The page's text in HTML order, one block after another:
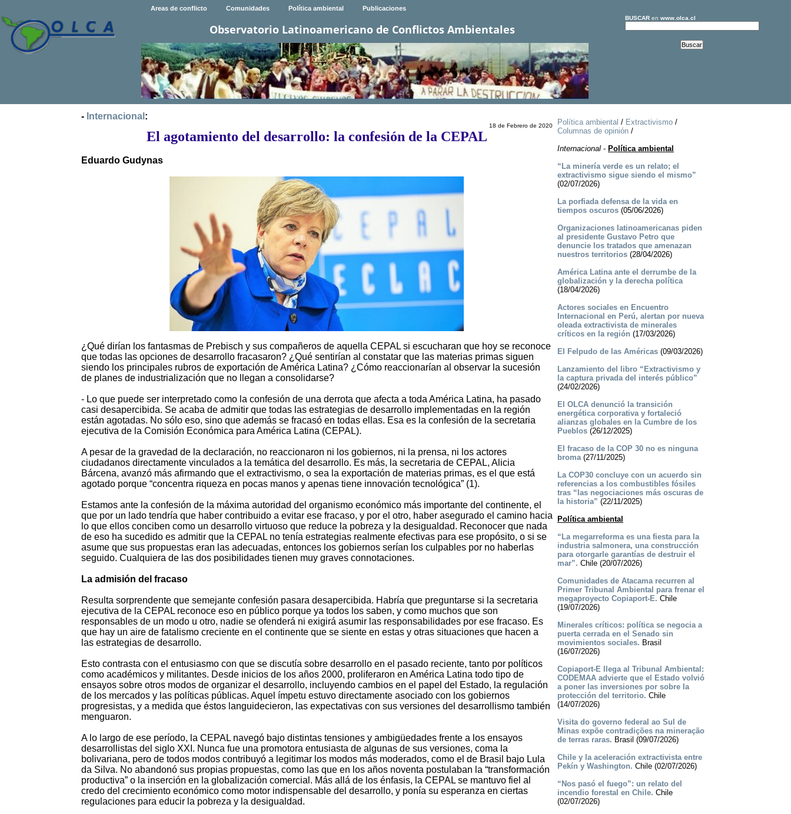
Areas de conflicto Comunidades Política ambiental Publicaciones
Observatorio Latinoamericano de Conflictos Ambientales
BUSCARen www.olca.cl
- Internacional :
18 de Febrero de 2020
El agotamiento del desarrollo: la confesión de la CEPAL
Eduardo Gudynas
¿Qué dirían los fantasmas de Prebisch y sus compañeros de aquella CEPAL si escucharan que hoy se reconoce
que todas las opciones de desarrollo fracasaron? ¿Qué sentirían al constatar que las materias primas siguen
siendo los principales rubros de exportación de América Latina? ¿Cómo reaccionarían al observar la sucesión
de planes de industrialización que no llegan a consolidarse?
- Lo que puede ser interpretado como la confesión de una derrota que afecta a toda América Latina, ha pasado
casi desapercibida. Se acaba de admitir que todas las estrategias de desarrollo implementadas en la región
están agotadas. No sólo eso, sino que además se fracasó en todas ellas. Esa es la confesión de la secretaria
ejecutiva de la Comisión Económica para América Latina (CEPAL).
A pesar de la gravedad de la declaración, no reaccionaron ni los gobiernos, ni la prensa, ni los actores
ciudadanos directamente vinculados a la temática del desarrollo. Es más, la secretaria de CEPAL, Alicia
Bárcena, avanzó más afirmando que el extractivismo, o sea la exportación de materias primas, es el que está
agotado porque “concentra riqueza en pocas manos y apenas tiene innovación tecnológica” (1).
Estamos ante la confesión de la máxima autoridad del organismo económico más importante del continente, el
que por un lado tendría que haber contribuido a evitar ese fracaso, y por el otro, haber asegurado el camino hacia
lo que ellos conciben como un desarrollo virtuoso que reduce la pobreza y la desigualdad. Reconocer que nada
de eso ha sucedido es admitir que la CEPAL no tenía estrategias realmente efectivas para ese propósito, o si se
asume que sus propuestas eran las adecuadas, entonces los gobiernos serían los culpables por no haberlas
seguido. Cualquiera de las dos posibilidades tienen muy graves connotaciones.
La admisión del fracaso
Resulta sorprendente que semejante confesión pasara desapercibida. Habría que preguntarse si la secretaria
ejecutiva de la CEPAL reconoce eso en público porque ya todos los saben, y como muchos que son
responsables de un modo u otro, nadie se ofenderá ni exigirá asumir las responsabilidades por ese fracaso. Es
que hay un aire de fatalismo creciente en el continente que se siente en estas y otras situaciones que hacen a
las estrategias de desarrollo.
Esto contrasta con el entusiasmo con que se discutía sobre desarrollo en el pasado reciente, tanto por políticos
como académicos y militantes. Desde inicios de los años 2000, proliferaron en América Latina todo tipo de
ensayos sobre otros modos de organizar el desarrollo, incluyendo cambios en el papel del Estado, la regulación
de los mercados y las políticas públicas. Aquel ímpetu estuvo directamente asociado con los gobiernos
progresistas, y a medida que éstos languidecieron, las expectativas con sus versiones del desarrollismo también
menguaron.
A lo largo de ese período, la CEPAL navegó bajo distintas tensiones y ambigüedades frente a los ensayos
desarrollistas del siglo XXI. Nunca fue una promotora entusiasta de algunas de sus versiones, coma la
bolivariana, pero de todos modos contribuyó a legitimar los modos más moderados, como el de Brasil bajo Lula
da Silva. No abandonó sus propias propuestas, como las que en los años noventa postulaban la “transformación
productiva” o la inserción en la globalización comercial. Más allá de los énfasis, la CEPAL se mantuvo fiel al
credo del crecimiento económico como motor indispensable del desarrollo, y ponía su esperanza en ciertas
regulaciones para educir la pobreza y la desigualdad.
Política ambiental / Extractivismo/
Columnas de opinión/
Internacional- Política ambiental
“La minería verde es un relato; el
extractivismo sigue siendo el mismo”
(02/07/2026)
La porfiada defensa de la vida en
tiempos oscuros(05/06/2026)
Organizaciones latinoamericanas piden
al presidente Gustavo Petro que
denuncie los tratados que amenazan
nuestros territorios(28/04/2026)
América Latina ante el derrumbe de la
globalización y la derecha política
(18/04/2026)
Actores sociales en Encuentro
Internacional en Perú, alertan por nueva
oleada extractivista de minerales
críticos en la región (17/03/2026)
El Felpudo de las Américas(09/03/2026)
Lanzamiento del libro “Extractivismo y
la captura privada del interés público”
(24/02/2026)
El OLCA denunció la transición
energética corporativa y fortaleció
alianzas globales en la Cumbre de los
Pueblos(26/12/2025)
El fracaso de la COP 30 no es ninguna
broma(27/11/2025)
La COP30 concluye con un acuerdo sin
referencias a los combustibles fósiles
tras “las negociaciones más oscuras de
la historia” (22/11/2025)
Política ambiental
“La megarreforma es una fiesta para la
industria salmonera, una construcción
para otorgarle garantías de destruir el
mar”. Chile (20/07/2026)
Comunidades de Atacama recurren al
Primer Tribunal Ambiental para frenar el
megaproyecto Copiaport-E. Chile
(19/07/2026)
Minerales críticos: política se negocia a
puerta cerrada en el Senado sin
movimientos sociales. Brasil
(16/07/2026)
Copiaport-E llega al Tribunal Ambiental:
CODEMAA advierte que el Estado volvió
a poner las inversiones por sobre la
protección del territorio. Chile
(14/07/2026)
Visita do governo federal ao Sul de
Minas expõe contradições na mineração
de terras raras. Brasil (09/07/2026)
Chile y la aceleración extractivista entre
Pekín y Washington. Chile (02/07/2026)
“Nos pasó el fuego”: un relato del
incendio forestal en Chile. Chile
(02/07/2026)